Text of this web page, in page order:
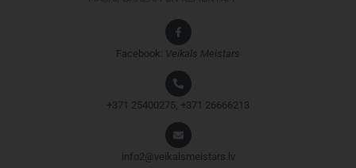
Facebook: Veikals Meistars
+371 25400275, +371 26666213
info2@veikalsmeistars.lv